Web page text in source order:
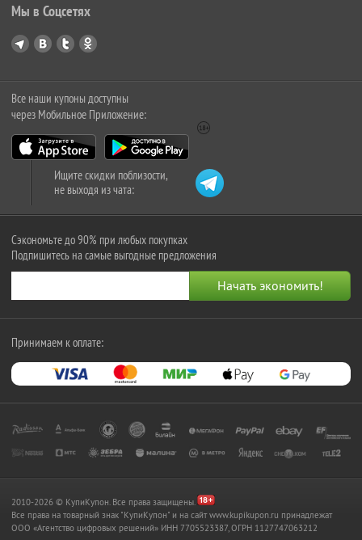
Мы в Соцсетях
Все наши купоны доступны
через Мобильное Приложение:
Ищите скидки поблизости,
не выходя из чата:
Сэкономьте до 90% при любых покупках
Подпишитесь на самые выгодные предложения
Принимаем к оплате:
2010-2026 © КупиКупон. Все права защищены.
Все права на товарный знак "КупиКупон" и на сайт www.kupikupon.ru принадлежат
OOO «Агентство цифровых решений» ИНН 7705523387, ОГРН 1127747063212